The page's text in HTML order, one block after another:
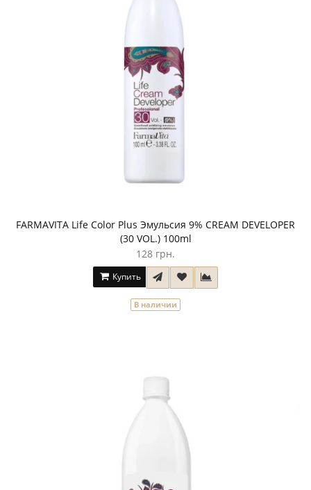
FARMAVITA Life Color Plus Эмульсия 9% CREAM DEVELOPER
(30 VOL.) 100ml
128 грн.
Купить
В наличии